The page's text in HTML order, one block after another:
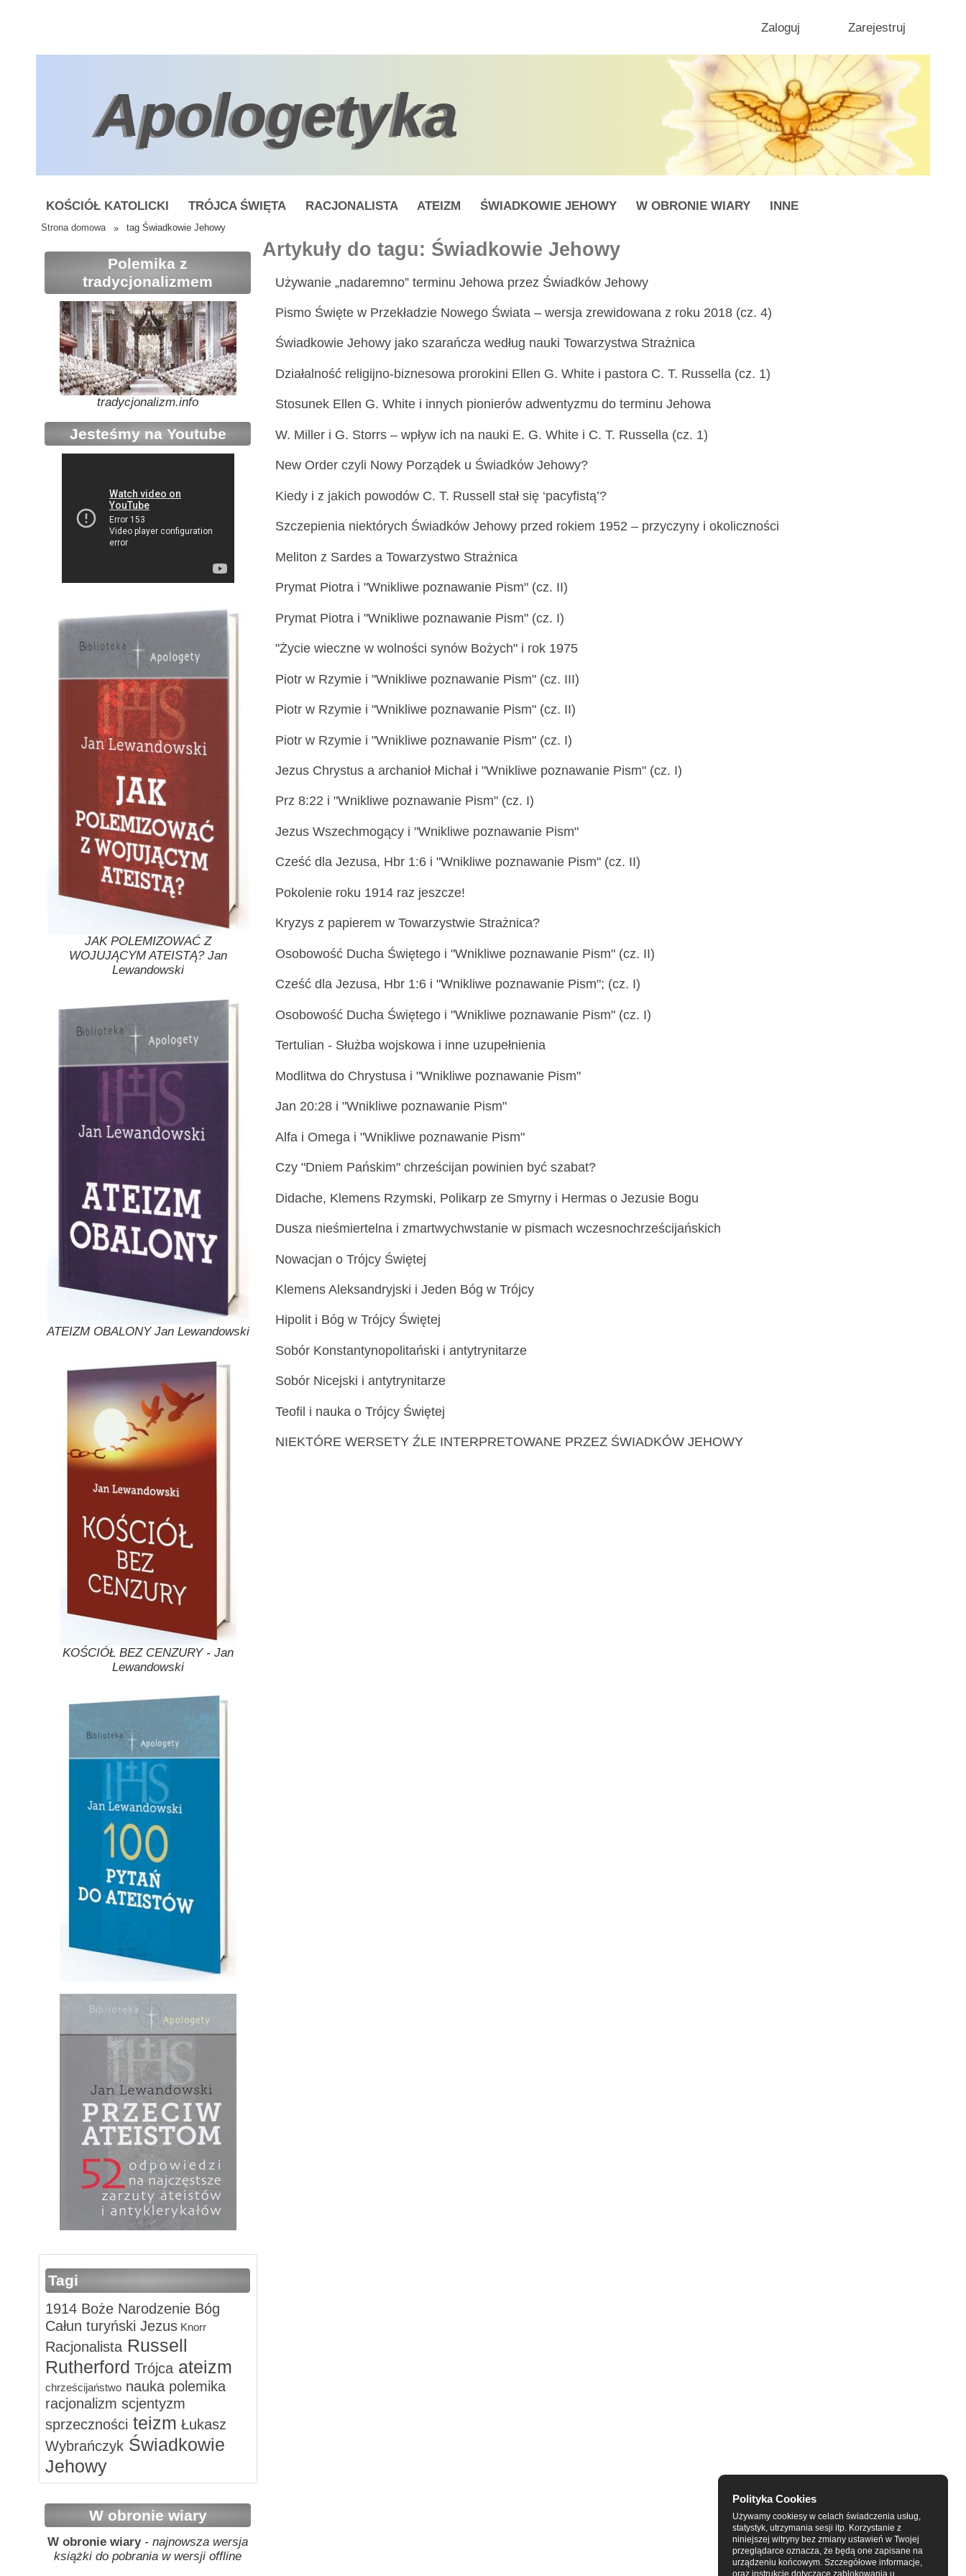
Zaloguj Zarejestruj
Apologetyka
KOŚCIÓŁ KATOLICKI TRÓJCA ŚWIĘTA RACJONALISTA ATEIZM ŚWIADKOWIE JEHOWY W OBRONIE WIARY INNE
Strona domowa » tag Świadkowie Jehowy
Polemika z
tradycjonalizmem
tradycjonalizm.info
Jesteśmy na Youtube
JAK POLEMIZOWAĆ Z
WOJUJĄCYM ATEISTĄ? Jan
Lewandowski
ATEIZM OBALONY Jan Lewandowski
KOŚCIÓŁ BEZ CENZURY - Jan
Lewandowski
Tagi
1914 Boże Narodzenie Bóg
Całun turyński Jezus Knorr
Racjonalista Russell
Rutherford Trójca ateizm
chrześcijaństwo nauka polemika
racjonalizm scjentyzm
sprzeczności teizm Łukasz
Wybrańczyk Świadkowie
Jehowy
W obronie wiary
W obronie wiary- najnowsza wersja
książki do pobrania w wersji offline
Artykuły do tagu: Świadkowie Jehowy
Używanie „nadaremno” terminu Jehowa przez Świadków Jehowy
Pismo Święte w Przekładzie Nowego Świata – wersja zrewidowana z roku 2018 (cz. 4)
Świadkowie Jehowy jako szarańcza według nauki Towarzystwa Strażnica
Działalność religijno-biznesowa prorokini Ellen G. White i pastora C. T. Russella (cz. 1)
Stosunek Ellen G. White i innych pionierów adwentyzmu do terminu Jehowa
W. Miller i G. Storrs – wpływ ich na nauki E. G. White i C. T. Russella (cz. 1)
New Order czyli Nowy Porządek u Świadków Jehowy?
Kiedy i z jakich powodów C. T. Russell stał się ‘pacyfistą’?
Szczepienia niektórych Świadków Jehowy przed rokiem 1952 – przyczyny i okoliczności
Meliton z Sardes a Towarzystwo Strażnica
Prymat Piotra i "Wnikliwe poznawanie Pism" (cz. II)
Prymat Piotra i "Wnikliwe poznawanie Pism" (cz. I)
"Życie wieczne w wolności synów Bożych" i rok 1975
Piotr w Rzymie i "Wnikliwe poznawanie Pism" (cz. III)
Piotr w Rzymie i "Wnikliwe poznawanie Pism" (cz. II)
Piotr w Rzymie i "Wnikliwe poznawanie Pism" (cz. I)
Jezus Chrystus a archanioł Michał i "Wnikliwe poznawanie Pism" (cz. I)
Prz 8:22 i "Wnikliwe poznawanie Pism" (cz. I)
Jezus Wszechmogący i "Wnikliwe poznawanie Pism"
Cześć dla Jezusa, Hbr 1:6 i "Wnikliwe poznawanie Pism" (cz. II)
Pokolenie roku 1914 raz jeszcze!
Kryzys z papierem w Towarzystwie Strażnica?
Osobowość Ducha Świętego i "Wnikliwe poznawanie Pism" (cz. II)
Cześć dla Jezusa, Hbr 1:6 i "Wnikliwe poznawanie Pism"; (cz. I)
Osobowość Ducha Świętego i "Wnikliwe poznawanie Pism" (cz. I)
Tertulian - Służba wojskowa i inne uzupełnienia
Modlitwa do Chrystusa i "Wnikliwe poznawanie Pism"
Jan 20:28 i "Wnikliwe poznawanie Pism"
Alfa i Omega i "Wnikliwe poznawanie Pism"
Czy "Dniem Pańskim" chrześcijan powinien być szabat?
Didache, Klemens Rzymski, Polikarp ze Smyrny i Hermas o Jezusie Bogu
Dusza nieśmiertelna i zmartwychwstanie w pismach wczesnochrześcijańskich
Nowacjan o Trójcy Świętej
Klemens Aleksandryjski i Jeden Bóg w Trójcy
Hipolit i Bóg w Trójcy Świętej
Sobór Konstantynopolitański i antytrynitarze
Sobór Nicejski i antytrynitarze
Teofil i nauka o Trójcy Świętej
NIEKTÓRE WERSETY ŹLE INTERPRETOWANE PRZEZ ŚWIADKÓW JEHOWY
Polityka Cookies
Używamy cookiesy w celach świadczenia usług,
statystyk, utrzymania sesji itp. Korzystanie z
niniejszej witryny bez zmiany ustawień w Twojej
przeglądarce oznacza, że będą one zapisane na
urządzeniu końcowym. Szczegółowe informacje,